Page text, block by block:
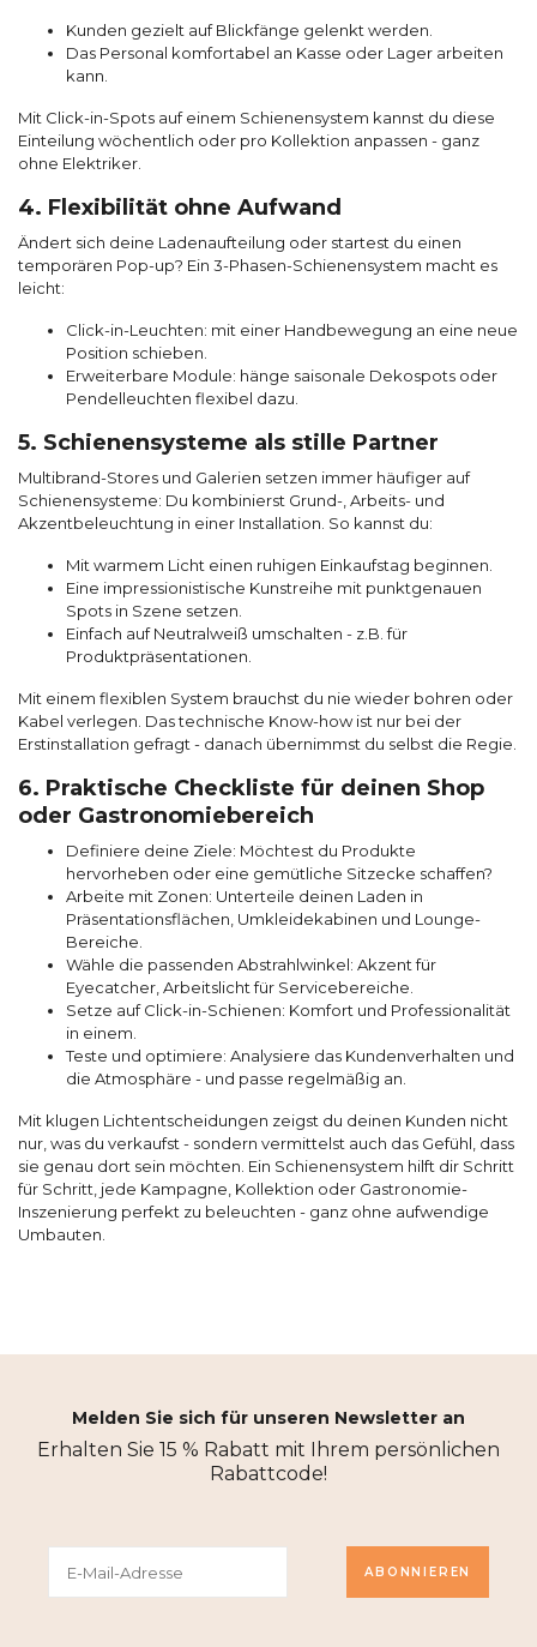
Kunden gezielt auf Blickfänge gelenkt werden.
Das Personal komfortabel an Kasse oder Lager arbeiten
kann.
Mit Click-in-Spots auf einem Schienensystem kannst du diese
Einteilung wöchentlich oder pro Kollektion anpassen - ganz
ohne Elektriker.
4. Flexibilität ohne Aufwand
Ändert sich deine Ladenaufteilung oder startest du einen
temporären Pop-up? Ein 3-Phasen-Schienensystem macht es
leicht:
Click-in-Leuchten: mit einer Handbewegung an eine neue
Position schieben.
Erweiterbare Module: hänge saisonale Dekospots oder
Pendelleuchten flexibel dazu.
5. Schienensysteme als stille Partner
Multibrand-Stores und Galerien setzen immer häufiger auf
Schienensysteme: Du kombinierst Grund-, Arbeits- und
Akzentbeleuchtung in einer Installation. So kannst du:
Mit warmem Licht einen ruhigen Einkaufstag beginnen.
Eine impressionistische Kunstreihe mit punktgenauen
Spots in Szene setzen.
Einfach auf Neutralweiß umschalten - z.B. für
Produktpräsentationen.
Mit einem flexiblen System brauchst du nie wieder bohren oder
Kabel verlegen. Das technische Know-how ist nur bei der
Erstinstallation gefragt - danach übernimmst du selbst die Regie.
6. Praktische Checkliste für deinen Shop
oder Gastronomiebereich
Definiere deine Ziele: Möchtest du Produkte
hervorheben oder eine gemütliche Sitzecke schaffen?
Arbeite mit Zonen: Unterteile deinen Laden in
Präsentationsflächen, Umkleidekabinen und Lounge-
Bereiche.
Wähle die passenden Abstrahlwinkel: Akzent für
Eyecatcher, Arbeitslicht für Servicebereiche.
Setze auf Click-in-Schienen: Komfort und Professionalität
in einem.
Teste und optimiere: Analysiere das Kundenverhalten und
die Atmosphäre - und passe regelmäßig an.
Mit klugen Lichtentscheidungen zeigst du deinen Kunden nicht
nur, was du verkaufst - sondern vermittelst auch das Gefühl, dass
sie genau dort sein möchten. Ein Schienensystem hilft dir Schritt
für Schritt, jede Kampagne, Kollektion oder Gastronomie-
Inszenierung perfekt zu beleuchten - ganz ohne aufwendige
Umbauten.
Melden Sie sich für unseren Newsletter an
Erhalten Sie 15 % Rabatt mit Ihrem persönlichen
Rabattcode!
ABONNIEREN